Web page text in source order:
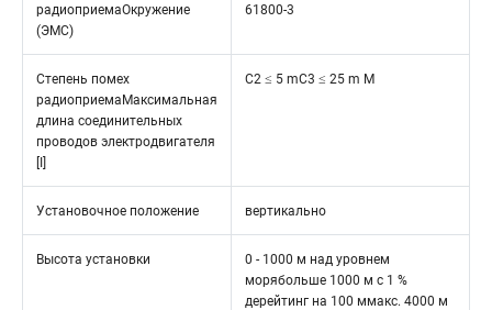
радиоприемаОкружение
(ЭМС)
61800-3
Степень помех
радиоприемаМаксимальная
длина соединительных
проводов электродвигателя
C2 ≤ 5 mC3 ≤ 25 m M
Установочное положение вертикально
Высота установки
0 - 1000 м над уровнем
морябольше 1000 м с 1 %
дерейтинг на 100 ммакс. 4000 м